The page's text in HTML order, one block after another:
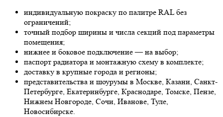
индивидуальную покраску по палитре RAL без
ограничений;
точный подбор ширины и числа секций под параметры
помещения;
нижнее и боковое подключение — на выбор;
паспорт радиатора и монтажную схему в комплекте;
доставку в крупные города и регионы;
представительства и шоурумы в Москве, Казани, Санкт-
Петербурге, Екатеринбурге, Краснодаре, Томске, Пензе,
Нижнем Новгороде, Сочи, Иванове, Туле,
Новосибирске.